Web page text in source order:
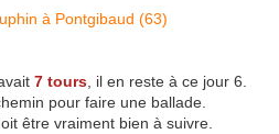
7 tours , il en reste à ce jour 6.
pour faire une ballade.
être vraiment bien à suivre.